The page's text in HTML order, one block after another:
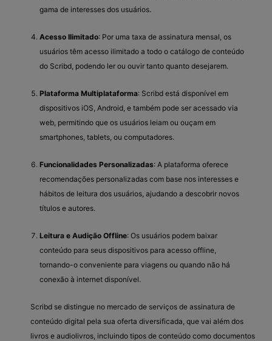
gama de interesses dos usuários.
Acesso Ilimitado: Por uma taxa de assinatura mensal, os
usuários têm acesso ilimitado a todo o catálogo de conteúdo
do Scribd, podendo ler ou ouvir tanto quanto desejarem.
Plataforma Multiplataforma: Scribd está disponível em
dispositivos iOS, Android, e também pode ser acessado via
web, permitindo que os usuários leiam ou ouçam em
smartphones, tablets, ou computadores.
Funcionalidades Personalizadas: A plataforma oferece
recomendações personalizadas com base nos interesses e
hábitos de leitura dos usuários, ajudando a descobrir novos
títulos e autores.
Leitura e Audição Offline: Os usuários podem baixar
conteúdo para seus dispositivos para acesso offline,
tornando-o conveniente para viagens ou quando não há
conexão à internet disponível.
Scribd se distingue no mercado de serviços de assinatura de
conteúdo digital pela sua oferta diversificada, que vai além dos
livros e audiolivros, incluindo tipos de conteúdo como documentos